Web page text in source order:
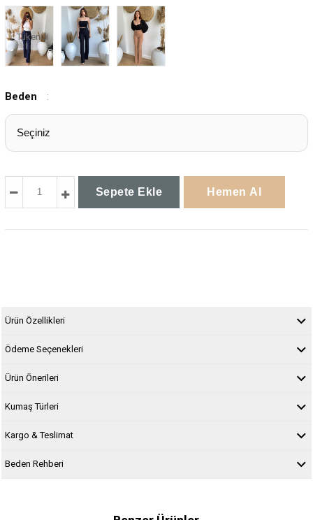
Tükendi
Beden :
Ürün Özellikleri
Ödeme Seçenekleri
Ürün Önerileri
Kumaş Türleri
Kargo & Teslimat
Beden Rehberi